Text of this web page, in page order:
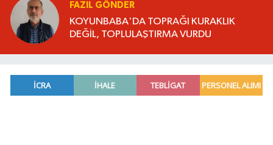
FAZIL GÖNDER
KOYUNBABA'DA TOPRAĞI KURAKLIK
DEĞİL, TOPLULAŞTIRMA VURDU